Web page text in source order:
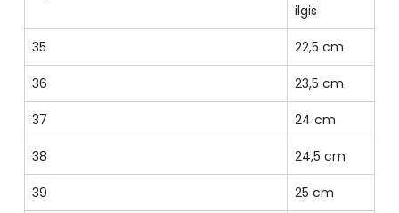
ilgis
35 22,5 cm
36 23,5 cm
37 24 cm
38 24,5 cm
39 25 cm